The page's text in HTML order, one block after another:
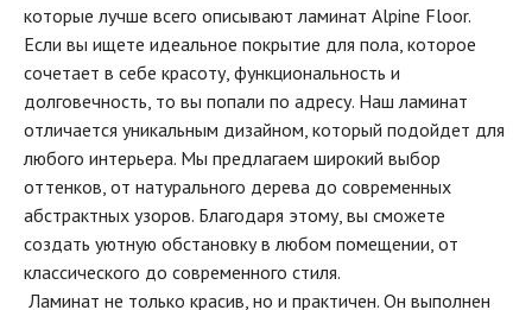
которые лучше всего описывают ламинат Alpine Floor.
Если вы ищете идеальное покрытие для пола, которое
сочетает в себе красоту, функциональность и
долговечность, то вы попали по адресу. Наш ламинат
отличается уникальным дизайном, который подойдет для
любого интерьера. Мы предлагаем широкий выбор
оттенков, от натурального дерева до современных
абстрактных узоров. Благодаря этому, вы сможете
создать уютную обстановку в любом помещении, от
классического до современного стиля.
Ламинат не только красив, но и практичен. Он выполнен